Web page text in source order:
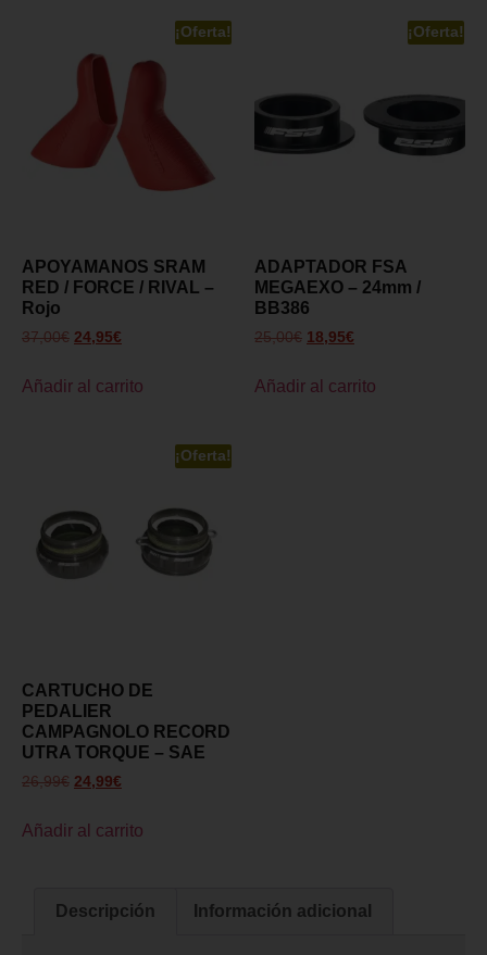
¡Oferta!
APOYAMANOS SRAM
RED / FORCE / RIVAL –
Rojo
37,00€ 24,95€
Añadir al carrito
¡Oferta!
ADAPTADOR FSA
MEGAEXO – 24mm /
BB386
25,00€ 18,95€
Añadir al carrito
¡Oferta!
CARTUCHO DE
PEDALIER
CAMPAGNOLO RECORD
UTRA TORQUE – SAE
26,99€ 24,99€
Añadir al carrito
Descripción Información adicional